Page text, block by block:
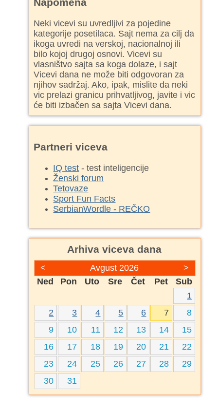
Neki vicevi su uvredljivi za pojedine
kategorije posetilaca. Sajt nema za cilj da
ikoga uvredi na verskoj, nacionalnoj ili
bilo kojoj drugoj osnovi. Vicevi su
vlasništvo sajta sa koga dolaze, i sajt
Vicevi dana ne može biti odgovoran za
njihov sadržaj. Ako, ipak, mislite da neki
vic prelazi granicu prihvatljivog, javite i vic
će biti izbačen sa sajta Vicevi dana.
Partneri viceva
IQ test - test inteligencije
Ženski forum
Tetovaze
Sport Fun Facts
SerbianWordle - REČKO
Arhiva viceva dana
< >
Avgust 2026
Ned
Pon Uto Sre Čet Pet
Sub
1
2
3 4 5 6 7
8
9
10 11 12 13 14
15
16
17 18 19 20 21
22
23
24 25 26 27 28
29
30
31